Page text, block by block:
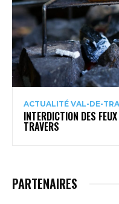
ACTUALITÉ VAL-DE-
INTERDICTION DES
TRAVERS
PARTENAIRES